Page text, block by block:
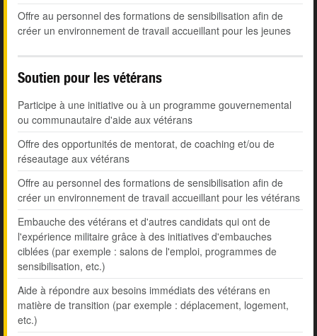
Offre au personnel des formations de sensibilisation afin de
créer un environnement de travail accueillant pour les jeunes
Soutien pour les vétérans
Participe à une initiative ou à un programme gouvernemental
ou communautaire d'aide aux vétérans
Offre des opportunités de mentorat, de coaching et/ou de
réseautage aux vétérans
Offre au personnel des formations de sensibilisation afin de
créer un environnement de travail accueillant pour les vétérans
Embauche des vétérans et d'autres candidats qui ont de
l'expérience militaire grâce à des initiatives d'embauches
ciblées (par exemple : salons de l'emploi, programmes de
sensibilisation, etc.)
Aide à répondre aux besoins immédiats des vétérans en
matière de transition (par exemple : déplacement, logement,
etc.)